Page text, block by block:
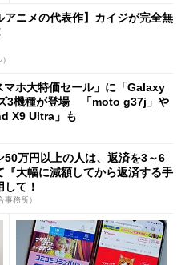
アニメの代表作】カイジが完全無
ホ大特価セール」に「Galaxy
3機種が登場 「moto g37j」や
X9 Ultra」も
50万円以上の人は、返済を3～6
『大幅に減額してから返済する手
て！
事務所）